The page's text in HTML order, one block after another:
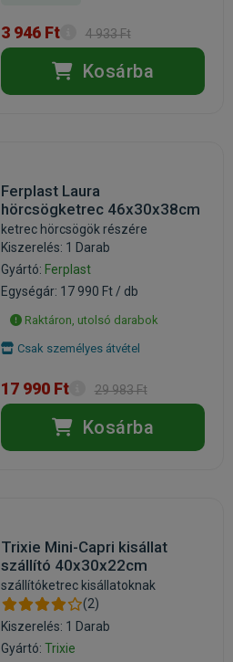
3 946 Ft 4 933 Ft
Kosárba
Ferplast Laura
hörcsögketrec 46x30x38cm
ketrec hörcsögök részére
Kiszerelés: 1 Darab
Gyártó: Ferplast
Egységár: 17 990 Ft / db
Raktáron, utolsó darabok
Csak személyes átvétel
17 990 Ft 29 983 Ft
Kosárba
Trixie Mini-Capri kisállat
szállító 40x30x22cm
szállítóketrec kisállatoknak
(2)
Kiszerelés: 1 Darab
Gyártó: Trixie